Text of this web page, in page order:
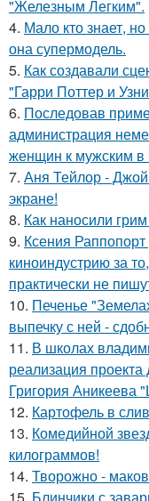
"Железным Легким".
4. Мало кто знает,
она супермодель.
5. Как создавали
"Гарри Поттер и
6. Последовав
администрация
женщин к мужским в
7. Аня Тейлор -
экране!
8. Как наносили
9. Ксения
киноиндустрию за
практически не
10. Печенье
выпечку с ней -
11. В школах
реализация
Григория Аникеева
12. Картофель в
13. Комедийной
килограммов!
14. Творожно -
15. Блинчики с